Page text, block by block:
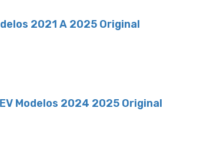
2021 A 2025 Original
Modelos 2024 2025 Original